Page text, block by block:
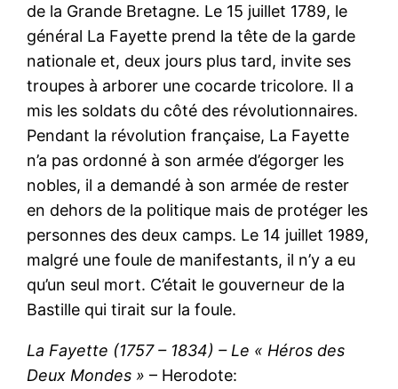
de la Grande Bretagne. Le 15 juillet 1789, le
général La Fayette prend la tête de la garde
nationale et, deux jours plus tard, invite ses
troupes à arborer une cocarde tricolore. Il a
mis les soldats du côté des révolutionnaires.
Pendant la révolution française, La Fayette
n’a pas ordonné à son armée d’égorger les
nobles, il a demandé à son armée de rester
en dehors de la politique mais de protéger les
personnes des deux camps. Le 14 juillet 1989,
malgré une foule de manifestants, il n’y a eu
qu’un seul mort. C’était le gouverneur de la
Bastille qui tirait sur la foule.
La Fayette (1757 – 1834) – Le « Héros des
Deux Mondes » – Herodote: